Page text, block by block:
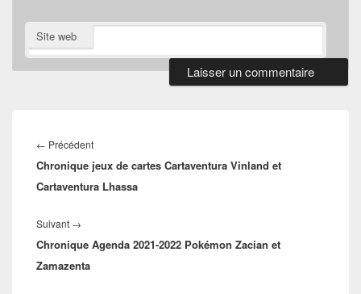
Site web
de
l’article
← PrécédentArticle
précédent :
Chronique jeux de cartes Cartaventura Vinland et
Cartaventura Lhassa
Suivant →
suivant :
Chronique Agenda 2021-2022 Pokémon Zacian et
Zamazenta